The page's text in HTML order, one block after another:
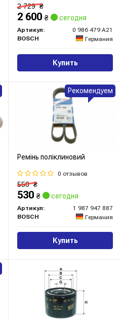
2 729₴
2 600 ₴ сегодня
Артикул:
0 986 479 A21
BOSCH
Германия
Купить
Ремінь поліклиновий
0 отзывов
550₴
530 ₴ сегодня
Артикул:
1 987 947 887
BOSCH
Германия
Купить
Рекомендуем